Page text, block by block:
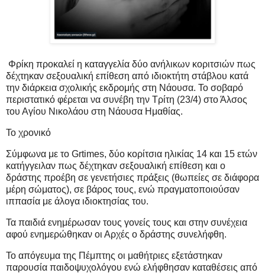
Φρίκη προκαλεί η καταγγελία δύο ανήλικων κοριτσιών πως
δέχτηκαν σεξουαλική επίθεση από ιδιοκτήτη στάβλου κατά
την διάρκεια σχολικής εκδρομής στη Νάουσα. Το σοβαρό
περιστατικό φέρεται να συνέβη την Τρίτη (23/4) στο Άλσος
του Αγίου Νικολάου στη Νάουσα Ημαθίας.
Το χρονικό
Σύμφωνα με το Grtimes, δύο κορίτσια ηλικίας 14 και 15 ετών
κατήγγειλαν πως δέχτηκαν σεξουαλική επίθεση και ο
δράστης προέβη σε γενετήσιες πράξεις (θωπείες σε διάφορα
μέρη σώματος), σε βάρος τους, ενώ πραγματοποιούσαν
ιππασία με άλογα ιδιοκτησίας του.
Τα παιδιά ενημέρωσαν τους γονείς τους και στην συνέχεια
αφού ενημερώθηκαν οι Αρχές ο δράστης συνελήφθη.
Το απόγευμα της Πέμπτης οι μαθήτριες εξετάστηκαν
παρουσία παιδοψυχολόγου ενώ ελήφθησαν καταθέσεις από